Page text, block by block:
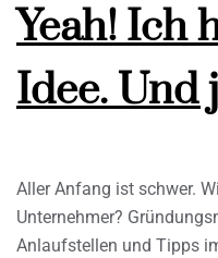
Yeah! Ich
Idee. Und
Aller Anfang ist schwer.
Unternehmer?
Anlaufstellen und Tipps